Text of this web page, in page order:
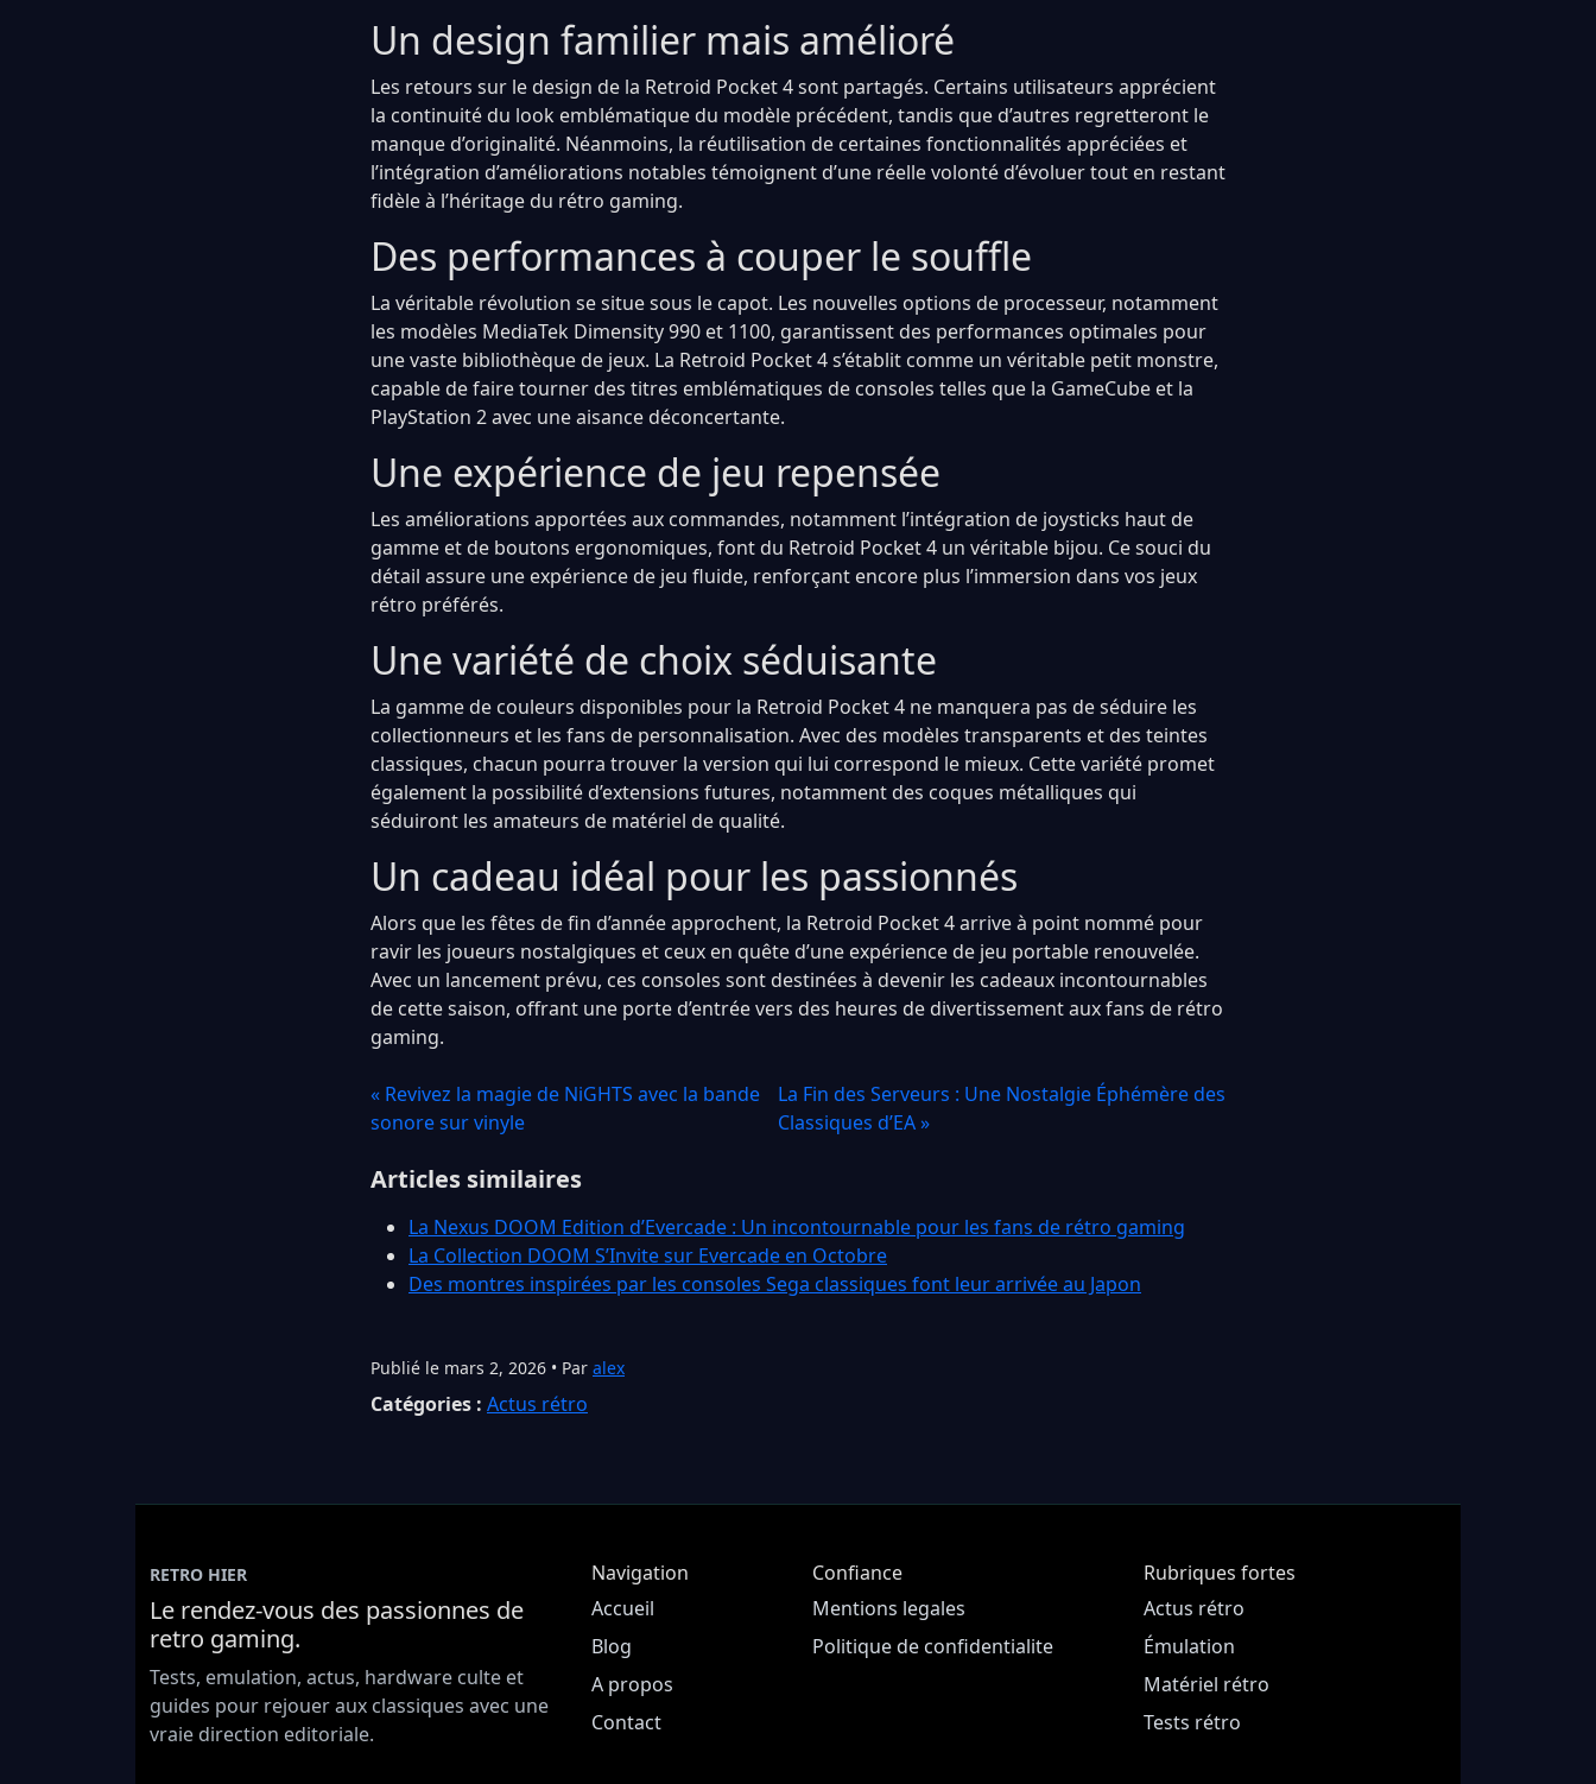
Un design familier mais amélioré
Les retours sur le design de la Retroid Pocket 4 sont partagés. Certains utilisateurs apprécient
la continuité du look emblématique du modèle précédent, tandis que d’autres regretteront le
manque d’originalité. Néanmoins, la réutilisation de certaines fonctionnalités appréciées et
l’intégration d’améliorations notables témoignent d’une réelle volonté d’évoluer tout en restant
fidèle à l’héritage du rétro gaming.
Des performances à couper le souffle
La véritable révolution se situe sous le capot. Les nouvelles options de processeur, notamment
les modèles MediaTek Dimensity 990 et 1100, garantissent des performances optimales pour
une vaste bibliothèque de jeux. La Retroid Pocket 4 s’établit comme un véritable petit monstre,
capable de faire tourner des titres emblématiques de consoles telles que la GameCube et la
PlayStation 2 avec une aisance déconcertante.
Une expérience de jeu repensée
Les améliorations apportées aux commandes, notamment l’intégration de joysticks haut de
gamme et de boutons ergonomiques, font du Retroid Pocket 4 un véritable bijou. Ce souci du
détail assure une expérience de jeu fluide, renforçant encore plus l’immersion dans vos jeux
rétro préférés.
Une variété de choix séduisante
La gamme de couleurs disponibles pour la Retroid Pocket 4 ne manquera pas de séduire les
collectionneurs et les fans de personnalisation. Avec des modèles transparents et des teintes
classiques, chacun pourra trouver la version qui lui correspond le mieux. Cette variété promet
également la possibilité d’extensions futures, notamment des coques métalliques qui
séduiront les amateurs de matériel de qualité.
Un cadeau idéal pour les passionnés
Alors que les fêtes de fin d’année approchent, la Retroid Pocket 4 arrive à point nommé pour
ravir les joueurs nostalgiques et ceux en quête d’une expérience de jeu portable renouvelée.
Avec un lancement prévu, ces consoles sont destinées à devenir les cadeaux incontournables
de cette saison, offrant une porte d’entrée vers des heures de divertissement aux fans de rétro
gaming.
« Revivez la magie de NiGHTS avec la bande
sonore sur vinyle
La Fin des Serveurs : Une Nostalgie Éphémère des
Classiques d’EA »
Articles similaires
La Nexus DOOM Edition d’Evercade : Un incontournable pour les fans de rétro gaming
La Collection DOOM S’Invite sur Evercade en Octobre
Des montres inspirées par les consoles Sega classiques font leur arrivée au Japon
Publié le mars 2, 2026 • Par alex
Catégories : Actus rétro
RETRO HIER
Le rendez-vous des passionnes de
retro gaming.
Tests, emulation, actus, hardware culte et
guides pour rejouer aux classiques avec une
vraie direction editoriale.
Navigation
Accueil
Blog
A propos
Contact
Confiance
Mentions legales
Politique de confidentialite
Rubriques fortes
Actus rétro
Émulation
Matériel rétro
Tests rétro